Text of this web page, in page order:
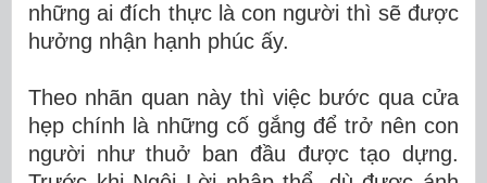
những ai đích thực là con người thì sẽ được
hưởng nhận hạnh phúc ấy.
Theo nhãn quan này thì việc bước qua cửa
hẹp chính là những cố gắng để trở nên con
người như thuở ban đầu được tạo dựng.